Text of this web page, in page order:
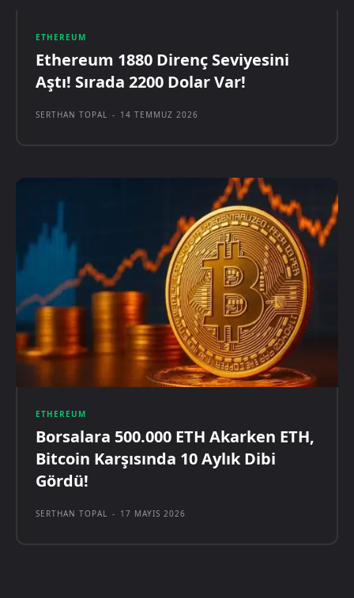
ETHEREUM
Ethereum 1880 Direnç Seviyesini
Aştı! Sırada 2200 Dolar Var!
SERTHAN TOPAL - 14 TEMMUZ 2026
ETHEREUM
Borsalara 500.000 ETH Akarken ETH,
Bitcoin Karşısında 10 Aylık Dibi
Gördü!
SERTHAN TOPAL - 17 MAYIS 2026